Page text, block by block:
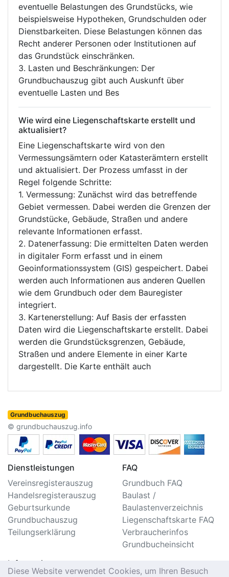
eventuelle Belastungen des Grundstücks, wie
beispielsweise Hypotheken, Grundschulden oder
Dienstbarkeiten. Diese Belastungen können das
Recht anderer Personen oder Institutionen auf
das Grundstück einschränken.
3. Lasten und Beschränkungen: Der
Grundbuchauszug gibt auch Auskunft über
eventuelle Lasten und Bes
Wie wird eine Liegenschaftskarte erstellt und
aktualisiert?
Eine Liegenschaftskarte wird von den
Vermessungsämtern oder Katasterämtern erstellt
und aktualisiert. Der Prozess umfasst in der
Regel folgende Schritte:
1. Vermessung: Zunächst wird das betreffende
Gebiet vermessen. Dabei werden die Grenzen der
Grundstücke, Gebäude, Straßen und andere
relevante Informationen erfasst.
2. Datenerfassung: Die ermittelten Daten werden
in digitaler Form erfasst und in einem
Geoinformationssystem (GIS) gespeichert. Dabei
werden auch Informationen aus anderen Quellen
wie dem Grundbuch oder dem Bauregister
integriert.
3. Kartenerstellung: Auf Basis der erfassten
Daten wird die Liegenschaftskarte erstellt. Dabei
werden die Grundstücksgrenzen, Gebäude,
Straßen und andere Elemente in einer Karte
dargestellt. Die Karte enthält auch
Grundbuchauszug
© grundbuchauszug.info
Dienstleistungen
Vereinsregisterauszug
Handelsregisterauszug
Geburtsurkunde
Grundbuchauszug
Teilungserklärung
FAQ
Grundbuch FAQ
Baulast /
Baulastenverzeichnis
Liegenschaftskarte FAQ
Verbraucherinfos
Grundbucheinsicht
Information
Diese Website verwendet Cookies, um Ihren Besuch